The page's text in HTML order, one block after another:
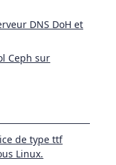
DNS DoH et
Ceph sur
de type ttf
Linux.